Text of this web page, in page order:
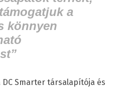
a
könnyen
Smarter társalapítója és